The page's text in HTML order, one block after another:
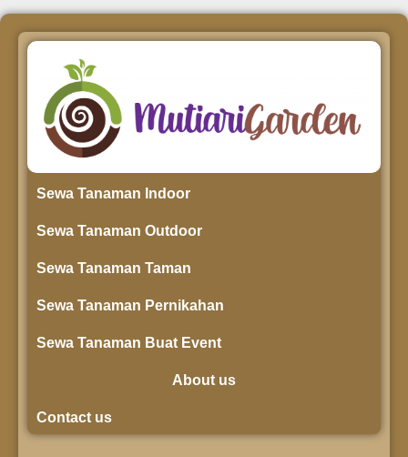
Sewa Tanaman Indoor
Sewa Tanaman Outdoor
Sewa Tanaman Taman
Sewa Tanaman Pernikahan
Sewa Tanaman Buat Event
About us
Contact us